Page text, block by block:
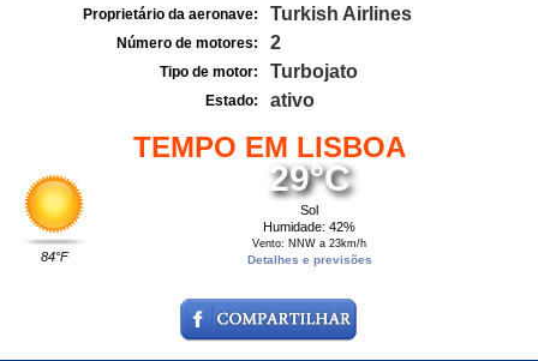
Proprietário da aeronave: Turkish Airlines
Número de motores: 2
Tipo de motor: Turbojato
Estado: ativo
TEMPO EM LISBOA
84°F
29°C
Sol
Humidade: 42%
Vento: NNW a 23km/h
Detalhes e previsões